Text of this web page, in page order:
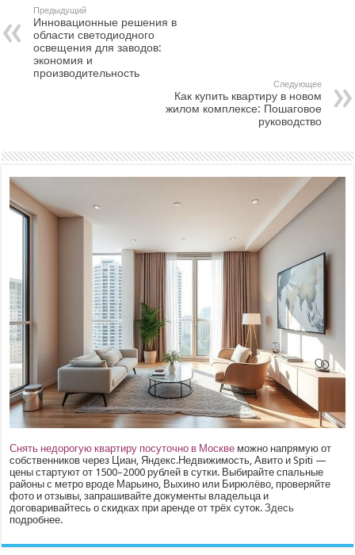
Предыдущий
Инновационные решения в
области светодиодного
освещения для заводов:
экономия и
производительность
Следующее
Как купить квартиру в новом
жилом комплексе: Пошаговое
руководство
Снять недорогую квартиру посуточно в Москве можно напрямую от
собственников через Циан, Яндекс.Недвижимость, Авито и Spiti —
цены стартуют от 1500–2000 рублей в сутки. Выбирайте спальные
районы с метро вроде Марьино, Выхино или Бирюлёво, проверяйте
фото и отзывы, запрашивайте документы владельца и
договаривайтесь о скидках при аренде от трёх суток.Здесь
подробнее.